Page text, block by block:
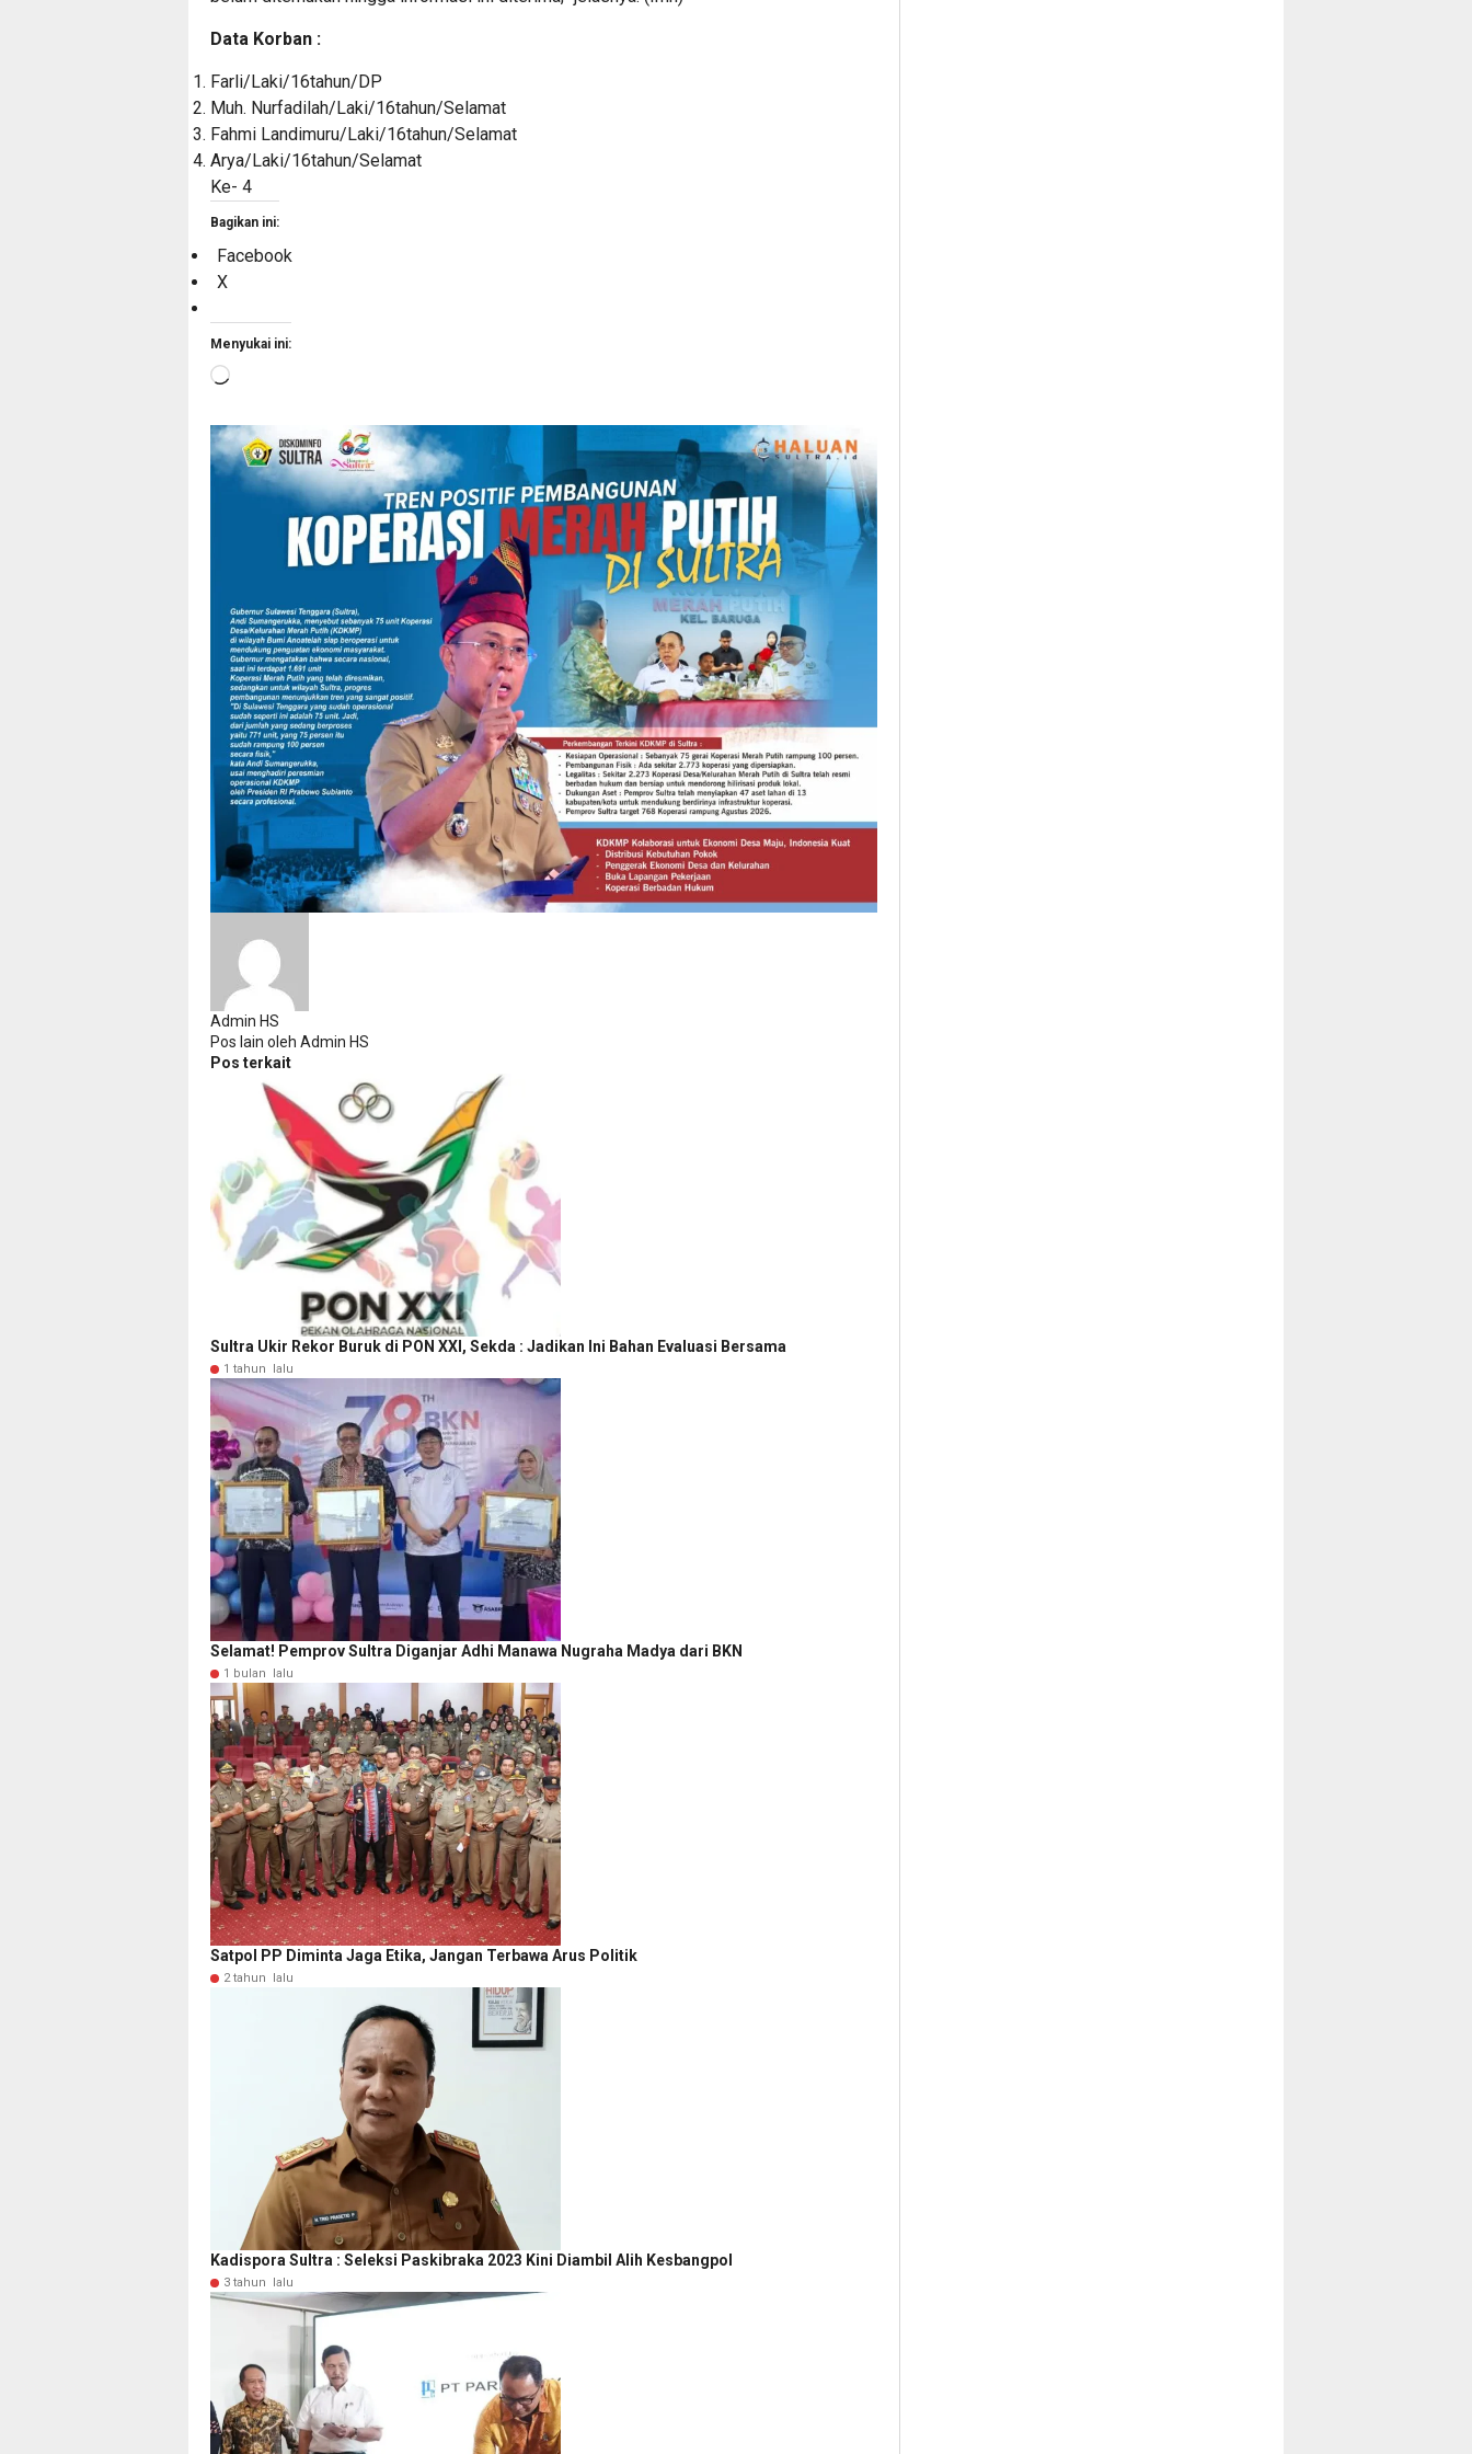
Data Korban :
Farli/Laki/16tahun/DP
Muh. Nurfadilah/Laki/16tahun/Selamat
Fahmi Landimuru/Laki/16tahun/Selamat
Arya/Laki/16tahun/Selamat
Ke- 4
Bagikan ini:
Facebook
X
Menyukai ini:
Memuat...
Admin HS
Pos lain oleh Admin HS
Pos terkait
Sultra Ukir Rekor Buruk di PON XXI, Sekda : Jadikan Ini Bahan Evaluasi Bersama
1 tahun lalu
Selamat! Pemprov Sultra Diganjar Adhi Manawa Nugraha Madya dari BKN
1 bulan lalu
Satpol PP Diminta Jaga Etika, Jangan Terbawa Arus Politik
2 tahun lalu
Kadispora Sultra : Seleksi Paskibraka 2023 Kini Diambil Alih Kesbangpol
3 tahun lalu